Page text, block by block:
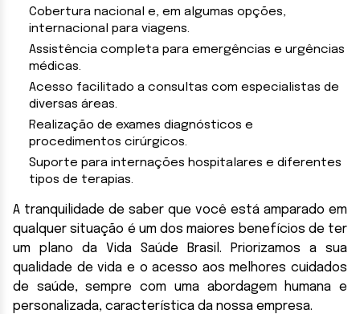
Cobertura nacional e, em algumas opções,
internacional para viagens.
Assistência completa para emergências e urgências
médicas.
Acesso facilitado a consultas com especialistas de
diversas áreas.
Realização de exames diagnósticos e
procedimentos cirúrgicos.
Suporte para internações hospitalares e diferentes
tipos de terapias.
A tranquilidade de saber que você está amparado em
qualquer situação é um dos maiores benefícios de ter
um plano da Vida Saúde Brasil. Priorizamos a sua
qualidade de vida e o acesso aos melhores cuidados
de saúde, sempre com uma abordagem humana e
personalizada, característica da nossa empresa.